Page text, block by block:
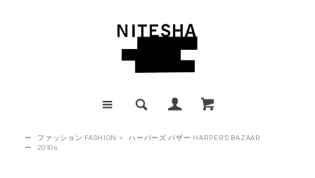
ー ファッション FASHION >
ハーパーズ バザー HARPER'S BAZAAR
ー
2010s